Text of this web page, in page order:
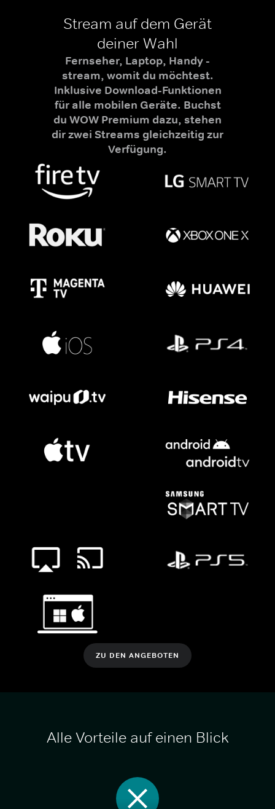
Stream auf dem Gerät
deiner Wahl
Fernseher, Laptop, Handy -
stream, womit du möchtest.
Inklusive Download-Funktionen
für alle mobilen Geräte. Buchst
du WOW Premium dazu, stehen
dir zwei Streams gleichzeitig zur
Verfügung.
ZU DEN ANGEBOTEN
Alle Vorteile auf einen Blick